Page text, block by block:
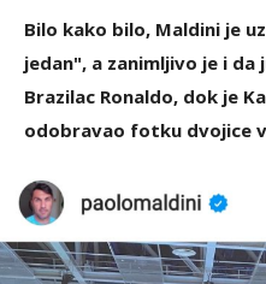
Bilo kako bilo, Maldini je
jedan", a zanimljivo je i
Brazilac Ronaldo, dok je
odobravao fotku dvojice